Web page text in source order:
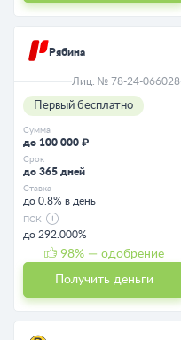
Рябина
Лиц. № 78-24-066028
Первый бесплатно
Сумма
до 100 000 ₽
Срок
до 365 дней
Ставка
до 0.8% в день
ПСК
до 292.000%
98% — одобрение
Получить деньги